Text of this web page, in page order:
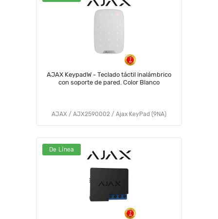
AJAX KeypadW - Teclado táctil inalámbrico
con soporte de pared. Color Blanco
AJAX / AJX2590002 / Ajax KeyPad (9NA)
De Línea